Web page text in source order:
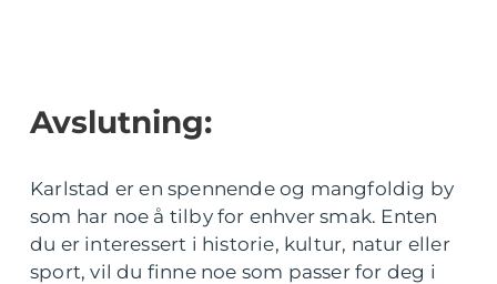
Avslutning:
Karlstad er en spennende og mangfoldig by
som har noe å tilby for enhver smak. Enten
du er interessert i historie, kultur, natur eller
sport, vil du finne noe som passer for deg i